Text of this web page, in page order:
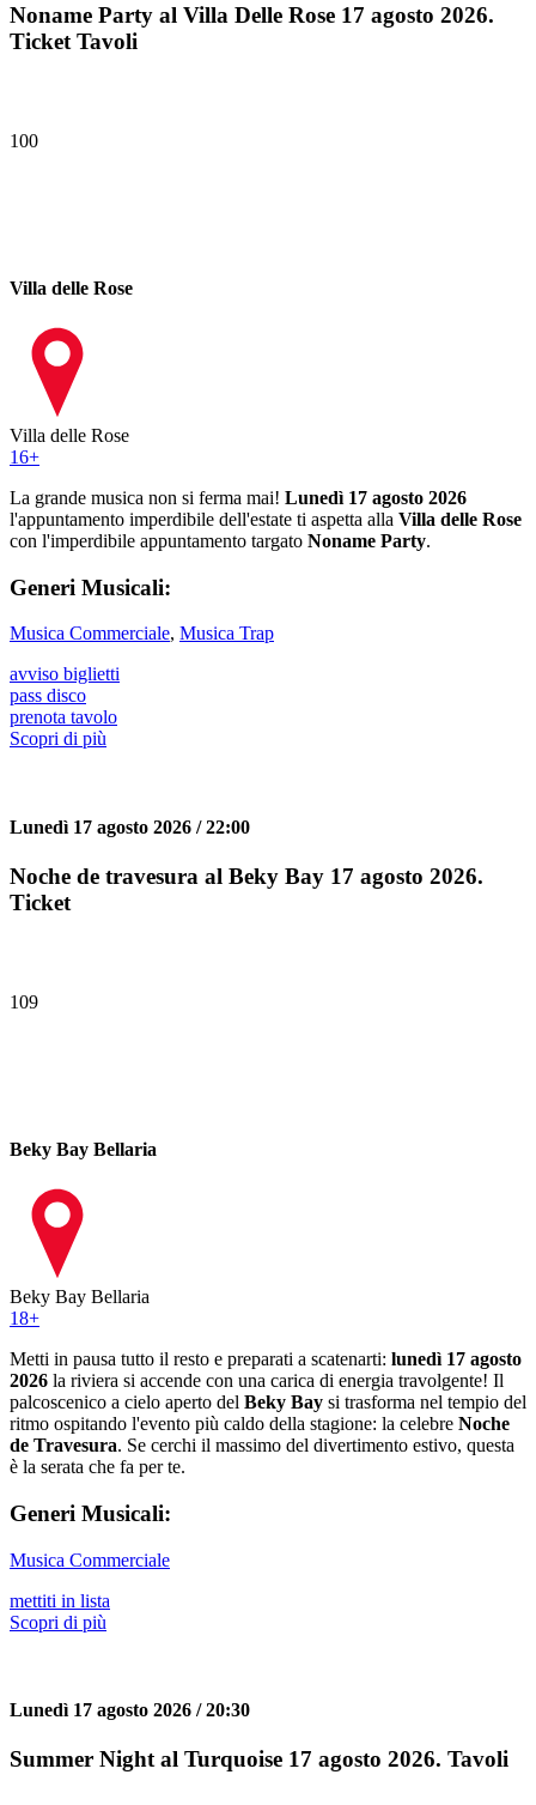
Noname Party al Villa Delle Rose 17 agosto 2026.
Ticket Tavoli
100
Villa delle Rose
Villa delle Rose
16+
La grande musica non si ferma mai! Lunedì 17 agosto 2026
l'appuntamento imperdibile dell'estate ti aspetta alla Villa delle Rose
con l'imperdibile appuntamento targato Noname Party.
Generi Musicali:
Musica Commerciale, Musica Trap
avviso biglietti
pass disco
prenota tavolo
Scopri di più
Lunedì 17 agosto 2026 / 22:00
Noche de travesura al Beky Bay 17 agosto 2026.
Ticket
109
Beky Bay Bellaria
Beky Bay Bellaria
18+
Metti in pausa tutto il resto e preparati a scatenarti: lunedì 17 agosto
2026 la riviera si accende con una carica di energia travolgente! Il
palcoscenico a cielo aperto del Beky Bay si trasforma nel tempio del
ritmo ospitando l'evento più caldo della stagione: la celebre Noche
de Travesura. Se cerchi il massimo del divertimento estivo, questa
è la serata che fa per te.
Generi Musicali:
Musica Commerciale
mettiti in lista
Scopri di più
Lunedì 17 agosto 2026 / 20:30
Summer Night al Turquoise 17 agosto 2026. Tavoli